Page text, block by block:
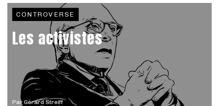
Par Gérard Streiff
CONTROVERSE
Les activistes